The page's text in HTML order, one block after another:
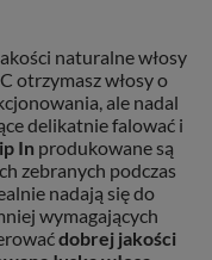
naturalne włosy
otrzymasz włosy o
ale nadal
delikatnie falować i
In produkowane są
zebranych podczas
nadają się do
wymagających
dobrej jakości